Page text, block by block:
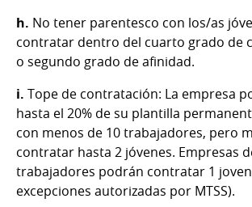
h. No tener parentesco con los/as
contratar dentro del cuarto grado de
o segundo grado de afinidad.
i. Tope de contratación: La empresa
hasta el 20% de su plantilla
con menos de 10 trabajadores, pero
contratar hasta 2 jóvenes. Empresas
trabajadores podrán contratar 1
excepciones autorizadas por MTSS).